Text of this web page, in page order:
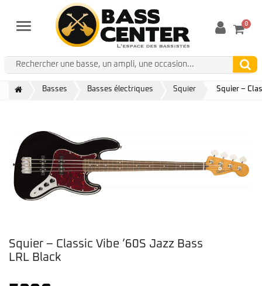
Menu 0
Basses Basses électriques Squier Squier –
Squier – Classic Vibe ’60S Jazz Bass
LRL Black